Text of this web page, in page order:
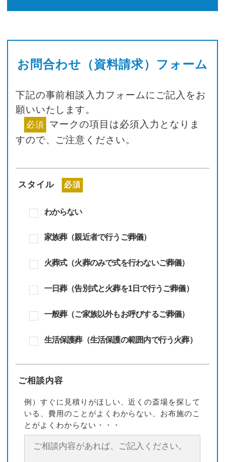
お問合わせ（資料請求）フォーム
下記の事前相談入力フォームにご記入をお
願いいたします。
必須 マークの項目は必須入力となりま
すので、 ご注意ください。
スタイル 必須
わからない
家族葬（親近者で行うご葬儀）
火葬式（火葬のみで式を行わないご葬儀）
一日葬（告別式と火葬を1日で行うご葬儀）
一般葬（ご家族以外もお呼びするご葬儀）
生活保護葬（生活保護の範囲内で行う火葬）
ご相談内容
例）すぐに見積りがほしい、近くの斎場を探して
いる、費用のことがよくわからない、お布施のこ
とがよくわからない・・・